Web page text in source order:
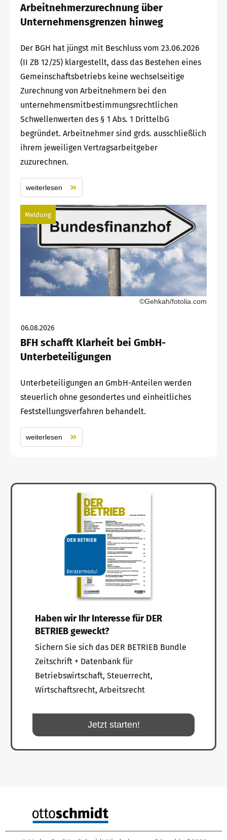
Arbeitnehmerzurechnung über
Unternehmensgrenzen hinweg
Der BGH hat jüngst mit Beschluss vom 23.06.2026
(II ZB 12/25) klargestellt, dass das Bestehen eines
Gemeinschaftsbetriebs keine wechselseitige
Zurechnung von Arbeitnehmern bei den
unternehmensmitbestimmungsrechtlichen
Schwellenwerten des § 1 Abs. 1 DrittelbG
begründet. Arbeitnehmer sind grds. ausschließlich
ihrem jeweiligen Vertragsarbeitgeber
zuzurechnen.
weiterlesen
Meldung
©Gehkah/fotolia.com
06.08.2026
BFH schafft Klarheit bei GmbH-
Unterbeteiligungen
Unterbeteiligungen an GmbH-Anteilen werden
steuerlich ohne gesondertes und einheitliches
Feststellungsverfahren behandelt.
weiterlesen
Haben wir Ihr Interesse für DER
BETRIEB geweckt?
Sichern Sie sich das DER BETRIEB Bundle
Zeitschrift + Datenbank für
Betriebswirtschaft, Steuerrecht,
Wirtschaftsrecht, Arbeitsrecht
Jetzt starten!